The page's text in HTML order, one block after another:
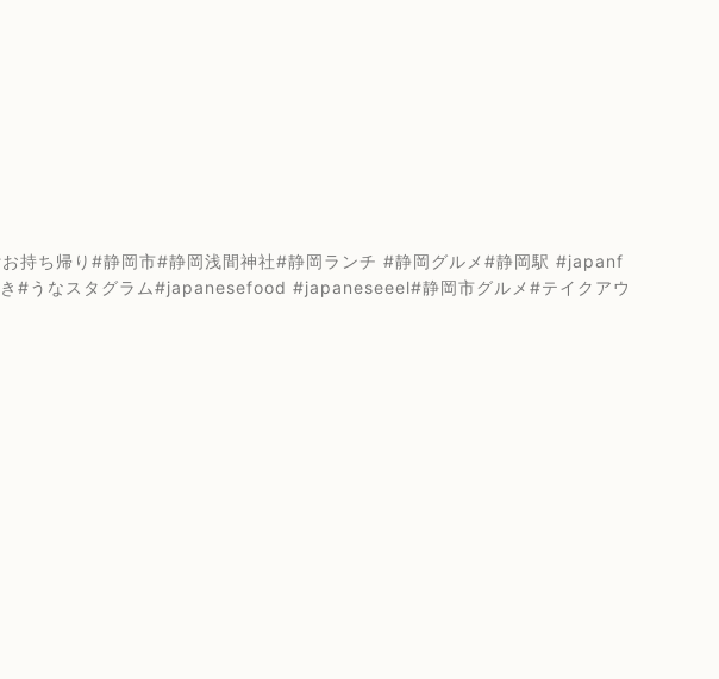
持ち帰り#静岡市#静岡浅間神社#静岡ランチ #静岡グルメ#静岡駅 #japanf
なスタグラム#japanesefood #japaneseeel#静岡市グルメ#テイクアウ